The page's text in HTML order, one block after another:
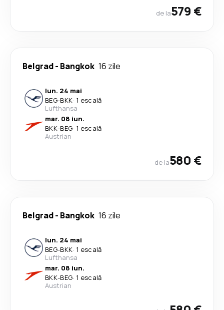
de la579 €
Belgrad- Bangkok 16 zile
lun. 24 mai
BEG-BKK· 1 escală
Lufthansa
mar. 08 iun.
BKK-BEG· 1 escală
Austrian
de la580 €
Belgrad- Bangkok 16 zile
lun. 24 mai
BEG-BKK· 1 escală
Lufthansa
mar. 08 iun.
BKK-BEG· 1 escală
Austrian